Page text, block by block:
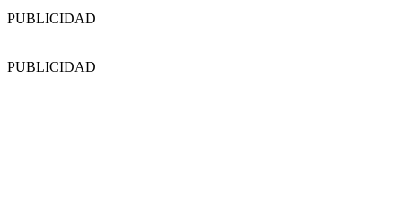
PUBLICIDAD
PUBLICIDAD